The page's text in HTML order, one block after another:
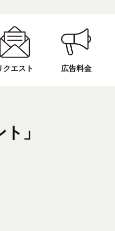
クエスト 広告料金
」